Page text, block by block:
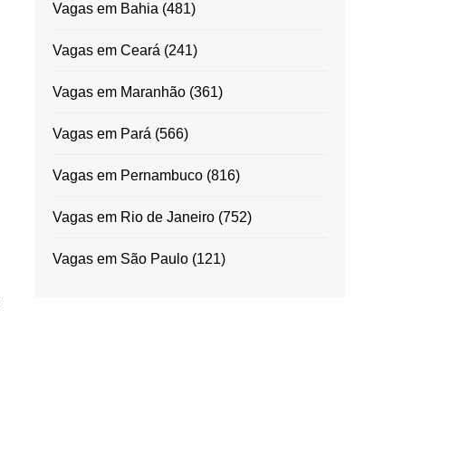
Vagas em Bahia (481)
Vagas em Ceará (241)
Vagas em Maranhão(361)
Vagas em Pará (566)
Vagas em Pernambuco(816)
Vagas em Rio de Janeiro(752)
Vagas em São Paulo(121)